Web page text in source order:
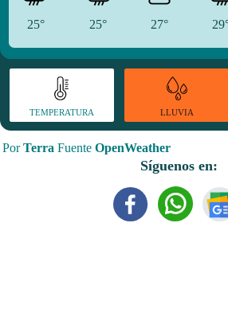
25° 25° 27°
TEMPERATURA LLUVIA
PorTerra Fuente OpenWeather
Síguenos en: